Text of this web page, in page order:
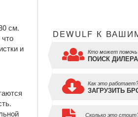
см.
и
DEWULF К
Кто может
ПОИСК ДИЛЕРА
Как это работает?
ЗАГРУЗИТЬ
Сколько это